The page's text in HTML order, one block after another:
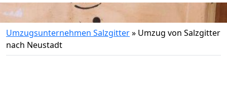
Umzugsunternehmen Salzgitter» Umzug von Salzgitter
nach Neustadt